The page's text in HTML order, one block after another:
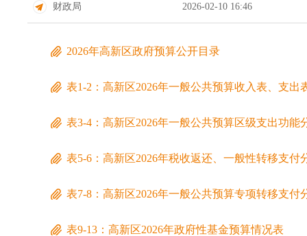
财政局 2026-02-10 16:46
2026年高新区政府预算公开目录
表1-2：高新区2026年一般公共预算收入表、支出
表3-4：高新区2026年一般公共预算区级支出功能
表5-6：高新区2026年税收返还、一般性转移支付
表7-8：高新区2026年一般公共预算专项转移支付
表9-13：高新区2026年政府性基金预算情况表